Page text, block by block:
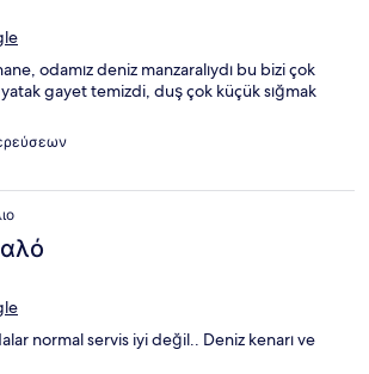
odamız deniz manzaralıydı bu bizi çok
gayet temizdi, duş çok küçük sığmak
normal servis iyi değil.. Deniz kenarı ve